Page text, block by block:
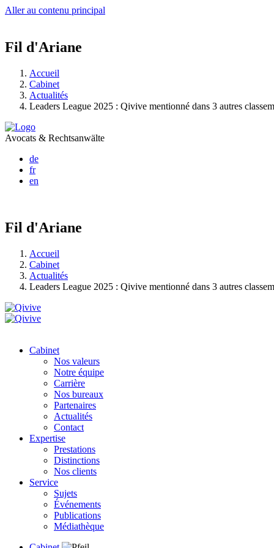
Aller au contenu principal
Fil d'Ariane
Accueil
Cabinet
Actualités
Leaders League 2025 : Qivive mentionné dans 3 autres
Avocats & Rechtsanwälte
de
fr
en
Fil d'Ariane
Accueil
Cabinet
Actualités
Leaders League 2025 : Qivive mentionné dans 3 autres
Cabinet
Nos valeurs
Notre équipe
Carrière
Nos bureaux
Partenaires
Actualités
Contact
Expertise
Prestations
Distinctions
Nos clients
Service
Sujets
Événements
Publications
Médiathèque